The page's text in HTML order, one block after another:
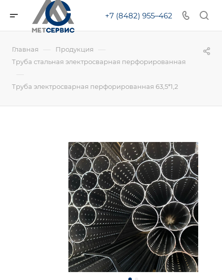
+7 (8482) 955‒462
Главная — Продукция —
Труба стальная электросварная перфорированная
—
Труба электросварная перфорированная 63,5*1,2